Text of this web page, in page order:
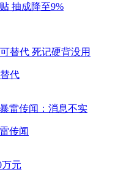
抽成降至9%
代
传闻